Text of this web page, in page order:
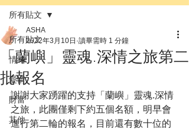
所有貼文
情緒
愛情
財富
其他
所有貼文
「蘭嶼」靈魂.深情之旅第二
批報名
ASHA
2022年3月10日 讀畢需時 1 分鐘
謝謝大家踴躍的支持「蘭嶼」靈魂.深情
之旅，此團僅剩下約五個名額，明早會
進行第二輪的報名，目前還有數十位的